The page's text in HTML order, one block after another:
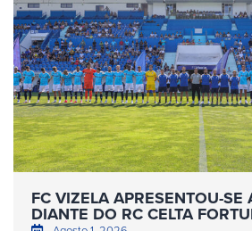
FC VIZELA APRESENTOU-SE
DIANTE DO RC CELTA